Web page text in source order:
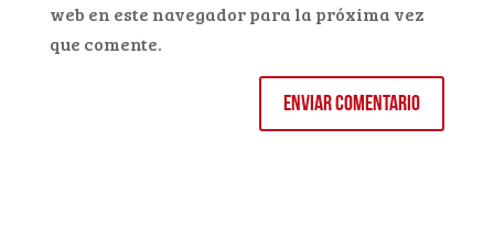
web en este navegador para la próxima vez
que comente.